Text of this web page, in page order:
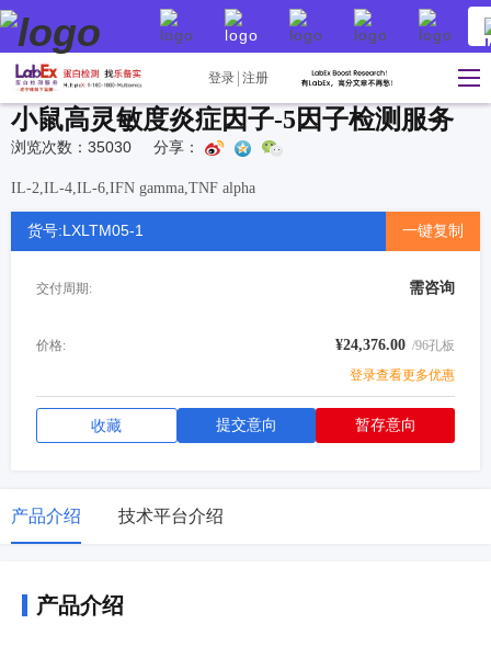
登录 注册
小鼠高灵敏度炎症因子-5因子检测服务
浏览次数：35030 分享：
IL-2,IL-4,IL-6,IFN gamma,TNF alpha
货号:LXLTM05-1 一键复制
交付周期: 需咨询
价格: ¥24,376.00 /96孔板
登录查看更多优惠
收藏 提交意向 暂存意向
产品介绍 技术平台介绍
产品介绍